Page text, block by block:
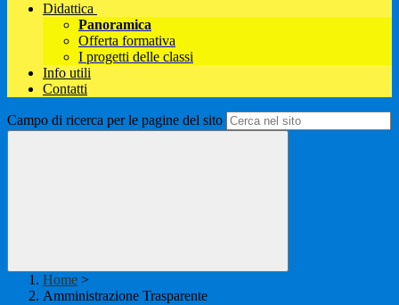
Didattica
Panoramica
Offerta formativa
I progetti delle classi
Info utili
Contatti
Campo di ricerca per le pagine del sito
Home >
Amministrazione Trasparente